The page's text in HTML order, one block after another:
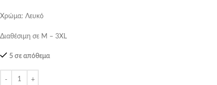
Χρώμα: Λευκό
Διαθέσιμη σε M – 3XL
5 σε απόθεμα